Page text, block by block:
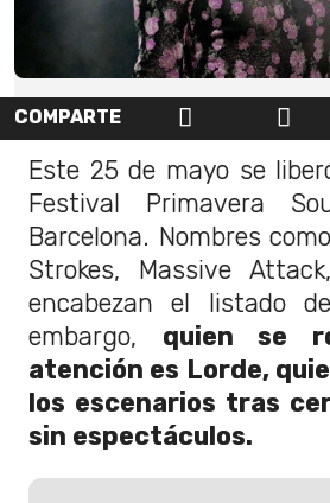
COMPARTE
Este 25 de mayo se
Festival Primavera
Barcelona. Nombres
Strokes, Massive
encabezan el listado
embargo, quien se
atención es Lorde,
los escenarios tras
sin espectáculos.